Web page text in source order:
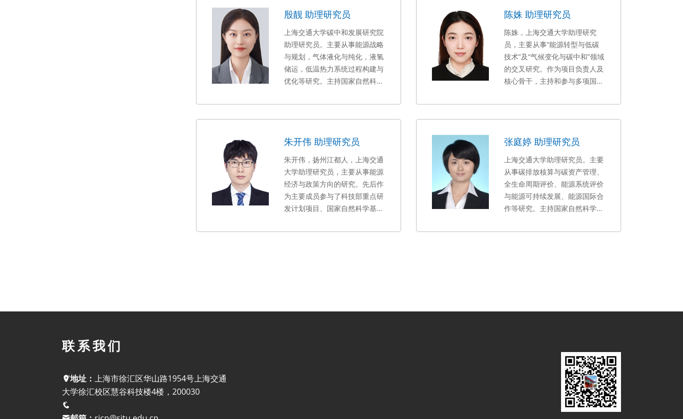
发表SCI、核心期刊论文20余
篇，获国家发明专利1项，参著2
部，在《文汇报》、《中国能源
报》等重要刊物发表评论文章10
余篇，获得新华网、光明网等媒
体全文转载。
殷靓 助理研究员
上海交通大学碳中和发展研究院
助理研究员。主要从事能源战略
与规划，气体液化与纯化，液氢
储运，低温热力系统过程构建与
优化等研究。主持国家自然科学
软科学研究重点项目1项。作为
主要成员先后参与了国家重点研
目、工信部项目等多项国家级和
省部级科研课题，并承担了多项
企业横向课题。在
Journalof Cleaner
Production、Energy等高水平
期刊发表SCI论文2 0余篇，获发
明专利 7项，担任
Engineering等期刊审稿人。
陈姝 助理研究员
陈姝，上海交通大学助理研究
员，主要从事“能源转型与低碳
技术”及“气候变化与碳中和”领域
的交叉研究。作为项目负责人及
核心骨干，主持和参与多项国家
1项国家自然科学基金青年项
目、1项中国博士后科学基金面
Environmental Science &
Technology
Journal of
Geophysical Research:
Biogeosciences
等国内外权威
学术期刊发表论文 10余篇。
朱开伟 助理研究员
朱开伟，扬州江都人，上海交通
大学助理研究员，主要从事能源
经济与政策方向的研究。先后作
为主要成员参与了科技部重点研
发计划项目、国家自然科学基
多项国家级和省部级课题的研究
张庭婷 助理研究员
上海交通大学助理研究员。主要
从事碳排放核算与碳资产管理、
全生命周期评价、能源系统评价
与能源可持续发展、能源国际合
作等研究。主持国家自然科学基
合作项目和企业委托项目子课题
3部，英文专著1章。拥有碳资产
联系我们
地址： 上海市徐汇区华山路1954号上海交通
大学徐汇校区慧谷科技楼4楼，200030